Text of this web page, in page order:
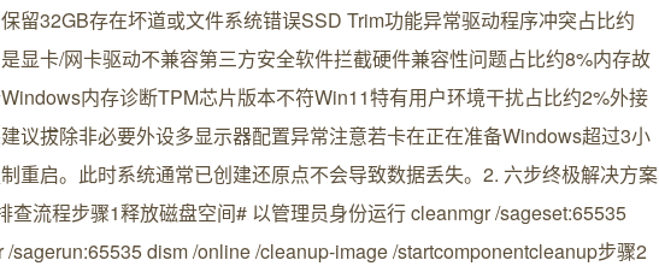
留32GB存在坏道或文件系统错误SSD Trim功能异常驱动程序冲突占比约
显卡/网卡驱动不兼容第三方安全软件拦截硬件兼容性问题占比约8%内存故
内存诊断TPM芯片版本不符Win11特有用户环境干扰占比约2%外接
议拔除非必要外设多显示器配置异常注意若卡在正在准备Windows超过3小
重启。此时系统通常已创建还原点不会导致数据丢失。2. 六步终极解决方案
查流程步骤1释放磁盘空间# 以管理员身份运行 cleanmgr /sageset:65535
/sagerun:65535 dism /online /cleanup-image /startcomponentcleanup步骤2